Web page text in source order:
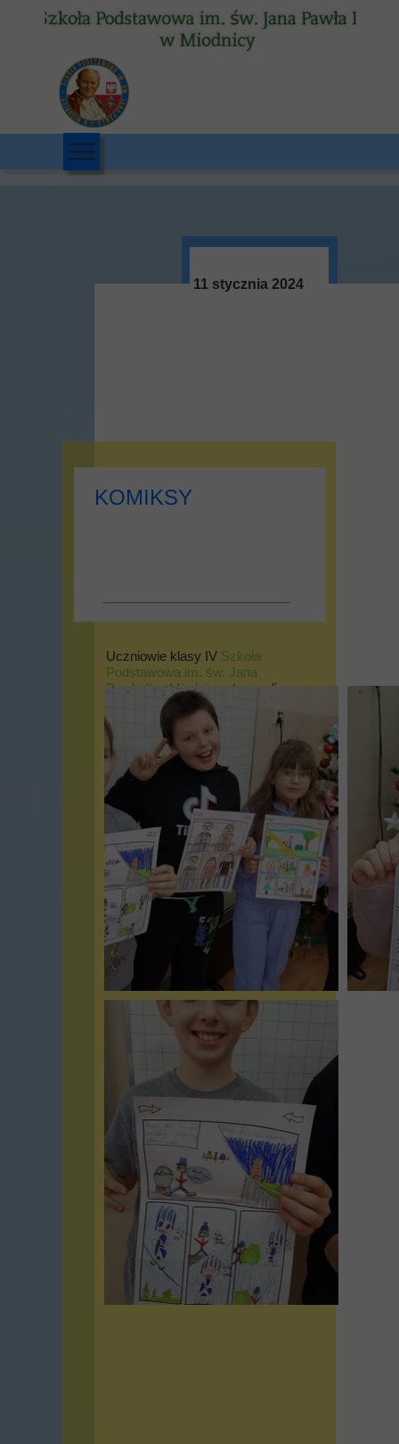
11 stycznia 2024
Uczniowie klasy IV Szkoła
Podstawowa im. św. Jana
Pawła II w Miodnicystworzyli
ciekawe komiksy zainspirowani
lekturą "Kajko i Kokosz. Szkoła
Latania".
W ramach artystycznego
odniesienia do wspomnianej
lektury można było wybrać
dowolną tematykę pracy.
Interesujące zajęcia
przeprowadziła Pani Dorota
Laskowska-Kabała.
#Lektura #KajkoIKokosz
#Komiks
#SzkołaLatania
KOMIKSY